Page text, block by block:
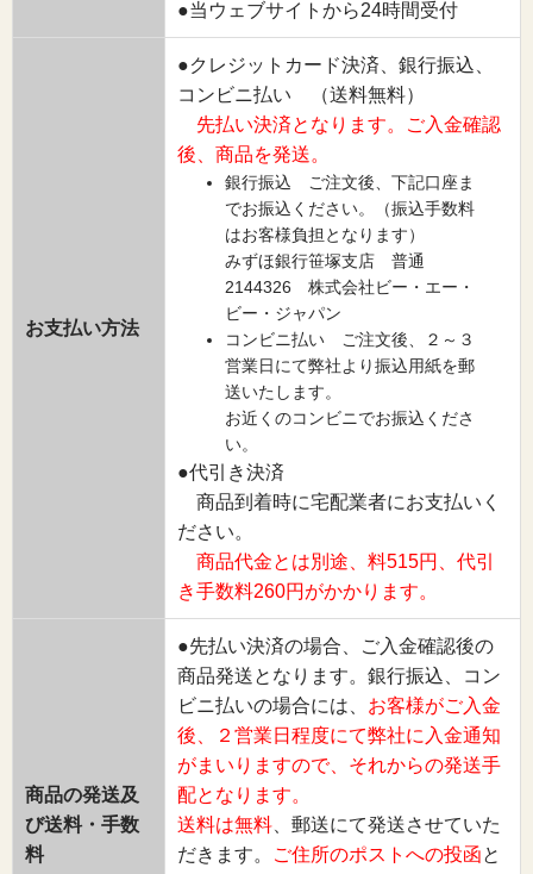
●当ウェブサイトから24時間受付
お支払い方法
●クレジットカード決済、銀行振込、
コンビニ払い （送料無料）
先払い決済となります。ご入金確認
後、商品を発送。
銀行振込 ご注文後、下記口座ま
でお振込ください。（振込手数料
はお客様負担となります）
みずほ銀行笹塚支店 普通
2144326 株式会社ビー・エー・
ビー・ジャパン
コンビニ払い ご注文後、２～３
営業日にて弊社より振込用紙を郵
送いたします。
お近くのコンビニでお振込くださ
い。
●代引き決済
商品到着時に宅配業者にお支払いく
ださい。
商品代金とは別途、料515円、代引
き手数料260円がかかります。
商品の発送及
び送料・手数
料
●先払い決済の場合、ご入金確認後の
商品発送となります。銀行振込、コン
ビニ払いの場合には、 お客様がご入金
後、２営業日程度にて弊社に入金通知
がまいりますので、それからの発送手
配となります。
送料は無料 、郵送にて発送させていた
だきます。
ご住所のポストへの投函と